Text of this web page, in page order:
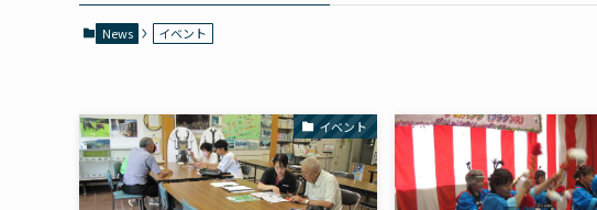
News イベント
イベント